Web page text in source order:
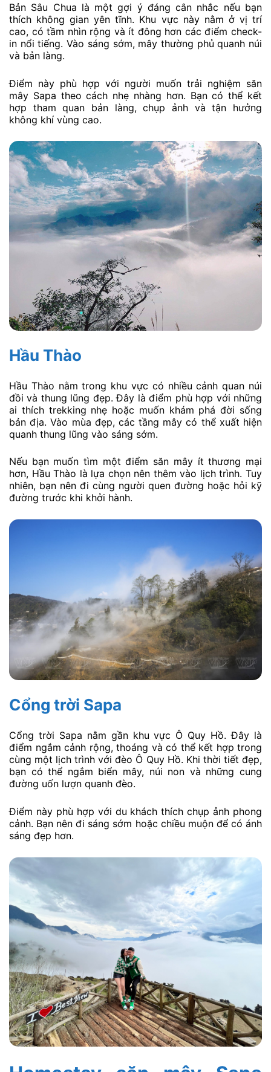
Bản Sâu Chua là một gợi ý đáng cân nhắc nếu bạn
thích không gian yên tĩnh. Khu vực này nằm ở vị trí
cao, có tầm nhìn rộng và ít đông hơn các điểm check-
in nổi tiếng. Vào sáng sớm, mây thường phủ quanh núi
và bản làng.
Điểm này phù hợp với người muốn trải nghiệm săn
mây Sapa theo cách nhẹ nhàng hơn. Bạn có thể kết
hợp tham quan bản làng, chụp ảnh và tận hưởng
không khí vùng cao.
Hầu Thào
Hầu Thào nằm trong khu vực có nhiều cảnh quan núi
đồi và thung lũng đẹp. Đây là điểm phù hợp với những
ai thích trekking nhẹ hoặc muốn khám phá đời sống
bản địa. Vào mùa đẹp, các tầng mây có thể xuất hiện
quanh thung lũng vào sáng sớm.
Nếu bạn muốn tìm một điểm săn mây ít thương mại
hơn, Hầu Thào là lựa chọn nên thêm vào lịch trình. Tuy
nhiên, bạn nên đi cùng người quen đường hoặc hỏi kỹ
đường trước khi khởi hành.
Cổng trời Sapa
Cổng trời Sapa nằm gần khu vực Ô Quy Hồ. Đây là
điểm ngắm cảnh rộng, thoáng và có thể kết hợp trong
cùng một lịch trình với đèo Ô Quy Hồ. Khi thời tiết đẹp,
bạn có thể ngắm biển mây, núi non và những cung
đường uốn lượn quanh đèo.
Điểm này phù hợp với du khách thích chụp ảnh phong
cảnh. Bạn nên đi sáng sớm hoặc chiều muộn để có ánh
sáng đẹp hơn.